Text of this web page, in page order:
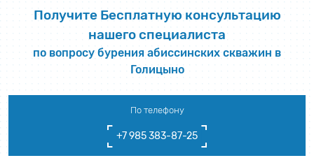
Получите Бесплатную консультацию
нашего специалиста
по вопросу бурения абиссинских скважин в
Голицыно
По телефону
+7 985 383-87-25